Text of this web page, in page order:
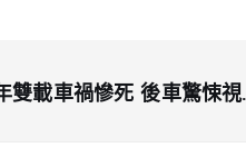
雙載車禍慘死 後車驚悚視